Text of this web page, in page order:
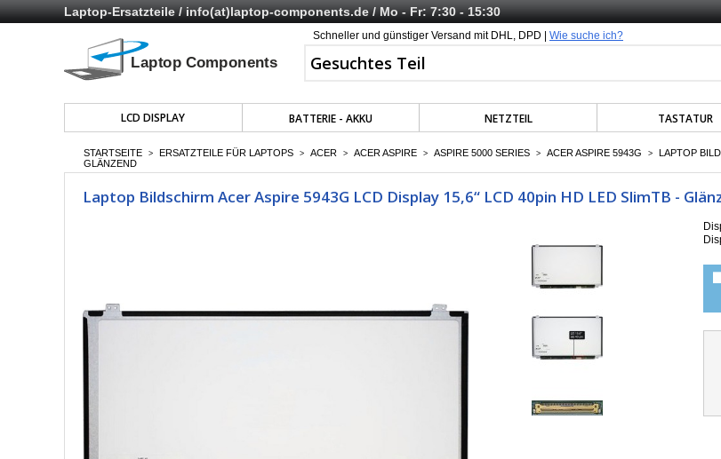
Laptop-Ersatzteile /info(at)laptop-components.de/ Mo - Fr: 7:30 - 15:30
Schneller und günstiger Versand mit DHL, DPD | Wie suche ich?
LCD DISPLAY BATTERIE - AKKU NETZTEIL TASTATUR
STARTSEITE > ERSATZTEILE FÜR LAPTOPS > ACER > ACER ASPIRE > ASPIRE 5000 SERIES > ACER ASPIRE 5943G >
LAPTOP
GLÄNZEND
Laptop Bildschirm Acer Aspire 5943G LCD Display 15,6“ LCD 40pin HD LED SlimTB -